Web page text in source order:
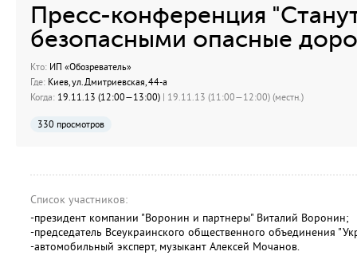
Пресс-конференция
безопасными опасные
Кто: ИП «Обозреватель»
Где: Киев, ул.Дмитриевская, 44-а
Когда: 19.11.13 (12:00—13:00) | 19.11.13 (11:00—12:00) (местн.)
330 просмотров
Список участников:
-президент компании "Воронин и партнеры" Виталий Воронин;
-председатель Всеукраинского общественного объединения
-автомобильный эксперт, музыкант Алексей Мочанов.